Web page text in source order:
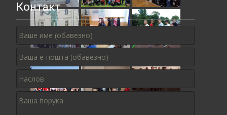
Контакт